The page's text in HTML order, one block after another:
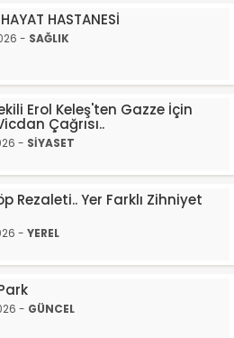
HASTANESİ
- SAĞLIK
Erol Keleş'ten Gazze İçin
Çağrısı..
- SİYASET
Rezaleti.. Yer Farklı Zihniyet
- YEREL
- GÜNCEL